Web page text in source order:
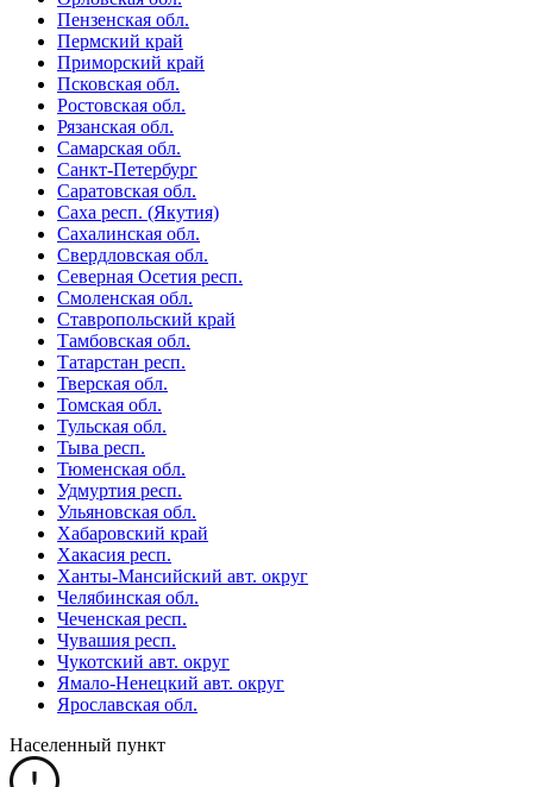
Пензенская обл.
Пермский край
Приморский край
Псковская обл.
Ростовская обл.
Рязанская обл.
Самарская обл.
Санкт-Петербург
Саратовская обл.
Саха респ. (Якутия)
Сахалинская обл.
Свердловская обл.
Северная Осетия респ.
Смоленская обл.
Ставропольский край
Тамбовская обл.
Татарстан респ.
Тверская обл.
Томская обл.
Тульская обл.
Тыва респ.
Тюменская обл.
Удмуртия респ.
Ульяновская обл.
Хабаровский край
Хакасия респ.
Ханты-Мансийский авт. округ
Челябинская обл.
Чеченская респ.
Чувашия респ.
Чукотский авт. округ
Ямало-Ненецкий авт. округ
Ярославская обл.
Населенный пункт